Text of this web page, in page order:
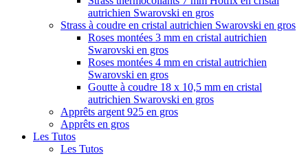
autrichien Swarovski en gros
Strass à coudre en cristal autrichien Swarovski en gros
Roses montées 3 mm en cristal autrichien
Swarovski en gros
Roses montées 4 mm en cristal autrichien
Swarovski en gros
Goutte à coudre 18 x 10,5 mm en cristal
autrichien Swarovski en gros
Apprêts argent 925 en gros
Apprêts en gros
Les Tutos
Les Tutos